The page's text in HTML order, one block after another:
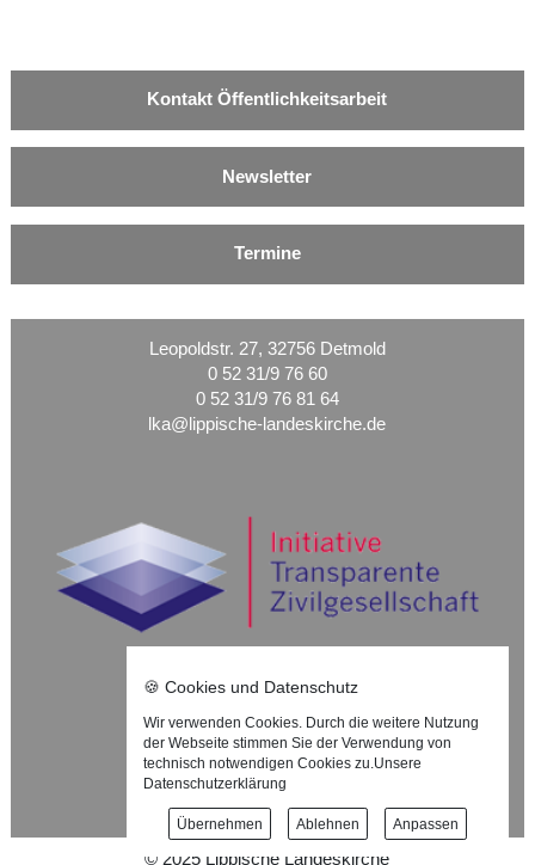
Kontakt Öffentlichkeitsarbeit
Newsletter
Termine
Leopoldstr. 27, 32756 Detmold
0 52 31/9 76 60
0 52 31/9 76 81 64
lka@lippische-landeskirche.de
Nach oben ⇪
Impressum
Datenschutzerklärung
© 2025 Lippische Landeskirche
🍪 Cookies und Datenschutz
Wir verwenden Cookies. Durch die weitere Nutzung
der Webseite stimmen Sie der Verwendung von
technisch notwendigen Cookies zu. Unsere
Datenschutzerklärung
Übernehmen Ablehnen Anpassen